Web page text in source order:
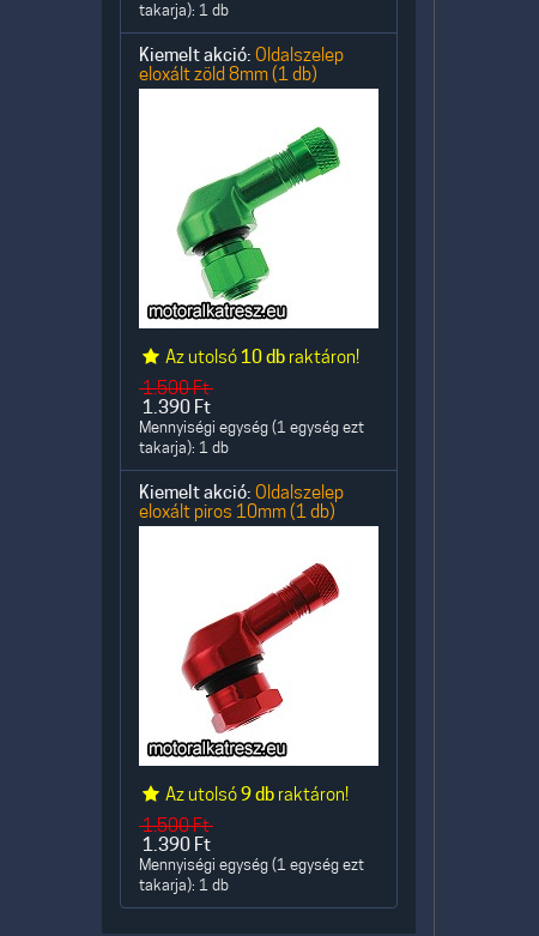
takarja): 1 db
Kiemelt akció: Oldalszelep
eloxált zöld 8mm (1 db)
Az utolsó 10 db raktáron!
1.500Ft
1.390 Ft
Mennyiségi egység (1 egység ezt
takarja): 1 db
Kiemelt akció: Oldalszelep
eloxált piros 10mm (1 db)
Az utolsó9 db raktáron!
1.500Ft
1.390 Ft
Mennyiségi egység (1 egység ezt
takarja): 1 db